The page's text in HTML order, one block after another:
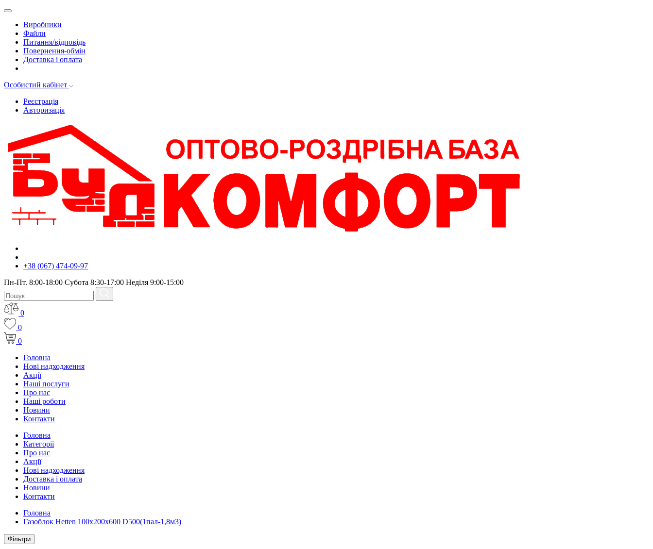
Виробники
Файли
Питання/відповідь
Повернення-обмін
Доставка і оплата
Особистий кабінет
Реєстрація
Авторизація
+38 (067) 474-09-97
Пн-Пт. 8:00-18:00 Субота 8:30-17:00 Неділя 9:00-15:00
0
0
0
Головна
Нові надходження
Акції
Наші послуги
Про нас
Наші роботи
Новини
Контакти
Головна
Категорії
Про нас
Акції
Нові надходження
Доставка і оплата
Новини
Контакти
Головна
Газоблок Hetten 100х200х600 D500(1пал-1,8м3)
Фiльтри